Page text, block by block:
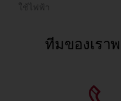
ใช้ไฟฟ้า
ทีมของเรา